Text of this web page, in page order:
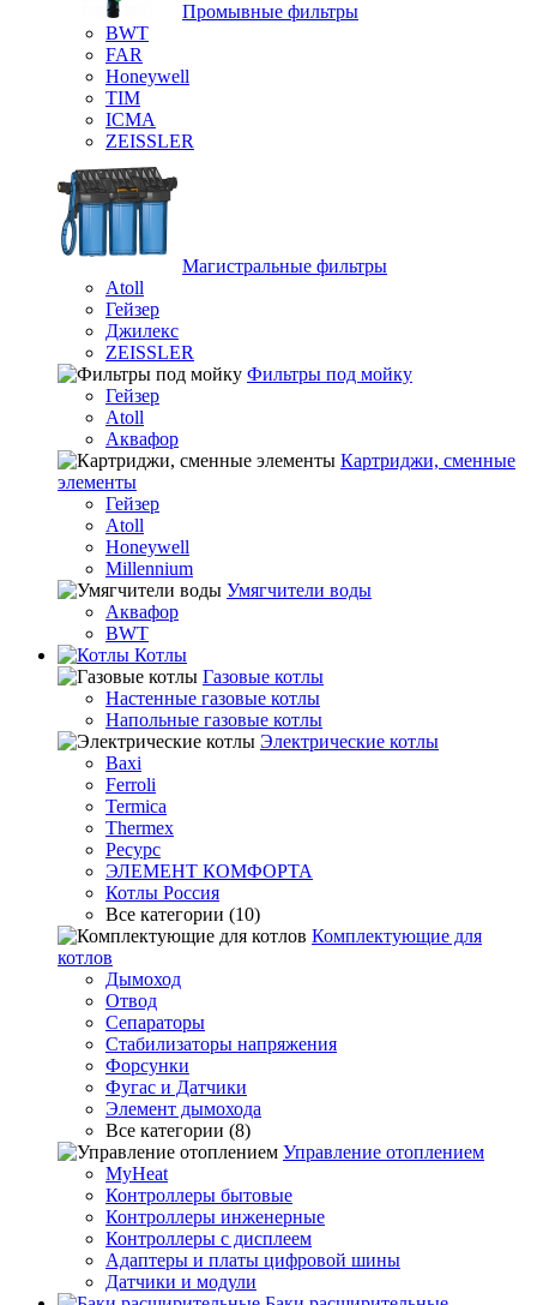
Промывные фильтры
BWT
FAR
Honeywell
TIM
ICMA
ZEISSLER
Магистральные фильтры
Atoll
Гейзер
Джилекс
ZEISSLER
Фильтры под мойку
Гейзер
Atoll
Аквафор
Картриджи, сменные
элементы
Гейзер
Atoll
Honeywell
Millennium
Умягчители воды
Аквафор
BWT
Котлы
Гaзовые котлы
Настенные газовые котлы
Напольные газовые котлы
Электрические котлы
Baxi
Ferroli
Termica
Thermex
Ресурс
ЭЛЕМЕНТ КОМФОРТА
Котлы Россия
Все категории (10)
Комплектующие для
котлов
Дымоход
Отвод
Сепараторы
Стабилизаторы напряжения
Форсунки
Фугас и Датчики
Элемент дымохода
Все категории (8)
Управление отоплением
MyHeat
Контроллеры бытовые
Контроллеры инженерные
Контроллеры с дисплеем
Адаптеры и платы цифровой шины
Датчики и модули